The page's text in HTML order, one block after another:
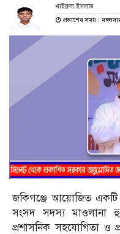
খাইরুল ইসলাম
প্রকাশের সময় :
জকিগঞ্জে আয়োজিত
সংসদ সদস্য মাওলানা
প্রশাসনিক সহযোগিতা ও